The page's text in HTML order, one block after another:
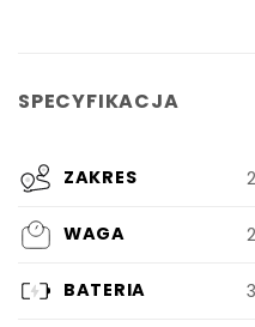
SPECYFIKACJA
ZAKRES
WAGA
BATERIA